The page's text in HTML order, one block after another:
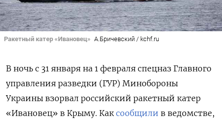
Ракетный катер «Ивановец» А.Бричевский / kchf.ru
В ночь с 31 января на 1 февраля спецназ Главного
управления разведки (ГУР) Минобороны
Украины взорвал российский ракетный катер
«Ивановец» в Крыму. Как сообщили в ведомстве,